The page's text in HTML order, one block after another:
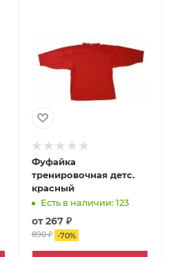
Фуфайка
тренировочная детс.
красный
Есть в наличии: 123
от267 ₽
890 ₽ -70%